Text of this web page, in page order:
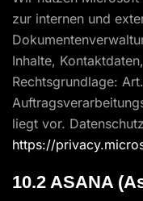
zur internen und
Inhalte,
Rechtsgrundlage:
liegt vor.
https://
10.2 ASANA